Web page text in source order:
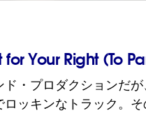
Your Right (To
・プロダクションだが
ッキンなトラック。